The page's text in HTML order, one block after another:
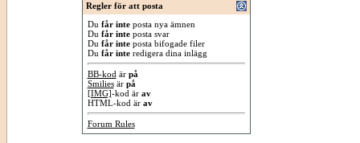
Regler för att posta
Du får inteposta nya ämnen
Du får inteposta svar
Du får inteposta bifogade filer
Du får interedigera dina inlägg
BB-kod är på
Smiliesär på
[IMG]-kod är av
HTML-kod är av
Forum Rules